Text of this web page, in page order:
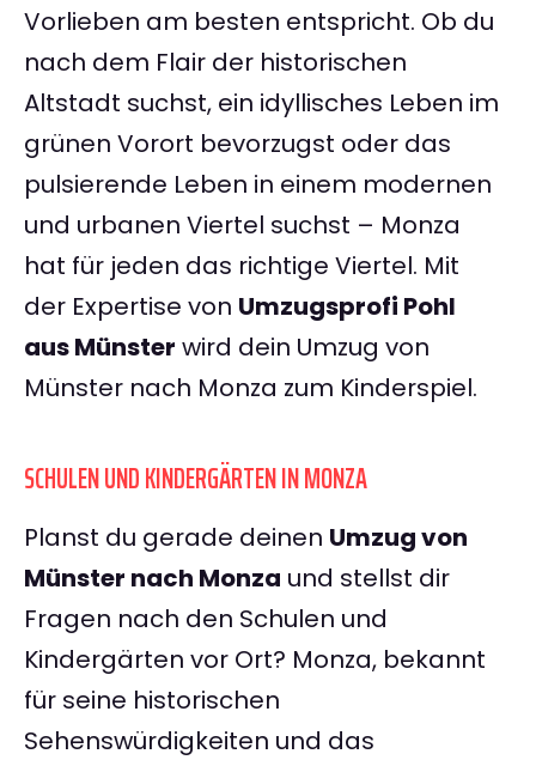
Vorlieben am besten entspricht. Ob du
nach dem Flair der historischen
Altstadt suchst, ein idyllisches Leben im
grünen Vorort bevorzugst oder das
pulsierende Leben in einem modernen
und urbanen Viertel suchst – Monza
hat für jeden das richtige Viertel. Mit
der Expertise von Umzugsprofi Pohl
aus Münster wird dein Umzug von
Münster nach Monza zum Kinderspiel.
SCHULEN UND KINDERGÄRTEN IN MONZA
Planst du gerade deinen Umzug von
Münster nach Monza und stellst dir
Fragen nach den Schulen und
Kindergärten vor Ort? Monza, bekannt
für seine historischen
Sehenswürdigkeiten und das